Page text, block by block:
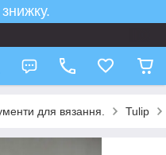
для вязання. Tulip